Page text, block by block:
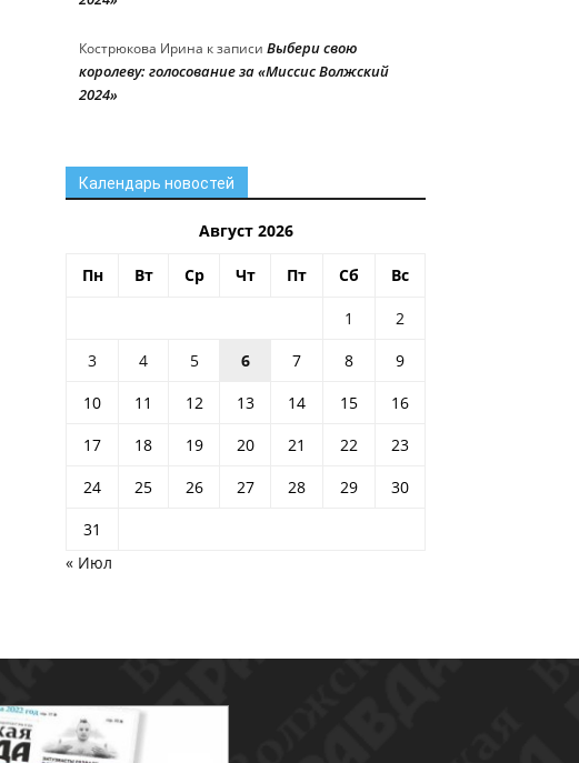
Кострюкова Ирина к записи Выбери свою
королеву: голосование за «Миссис Волжский
2024»
Календарь новостей
Август 2026
Пн Вт Ср Чт Пт Сб Вс
1
2
3
4 5 6 7 8
9
10
11 12 13 14 15
16
17
18 19 20 21 22
23
24
25 26 27 28 29
30
31
« Июл